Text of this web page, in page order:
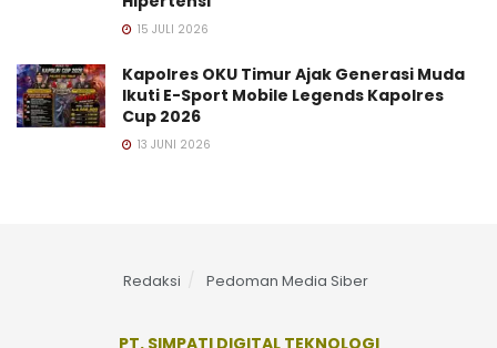
15 JULI 2026
Kapolres OKU Timur Ajak Generasi Muda
Ikuti E-Sport Mobile Legends Kapolres
Cup 2026
13 JUNI 2026
Redaksi Pedoman Media Siber
PT. SIMPATI DIGITAL TEKNOLOGI